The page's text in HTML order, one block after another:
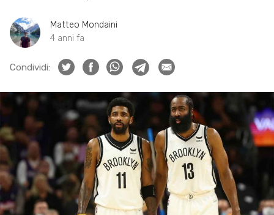
Matteo Mondaini
4 anni fa
Condividi: